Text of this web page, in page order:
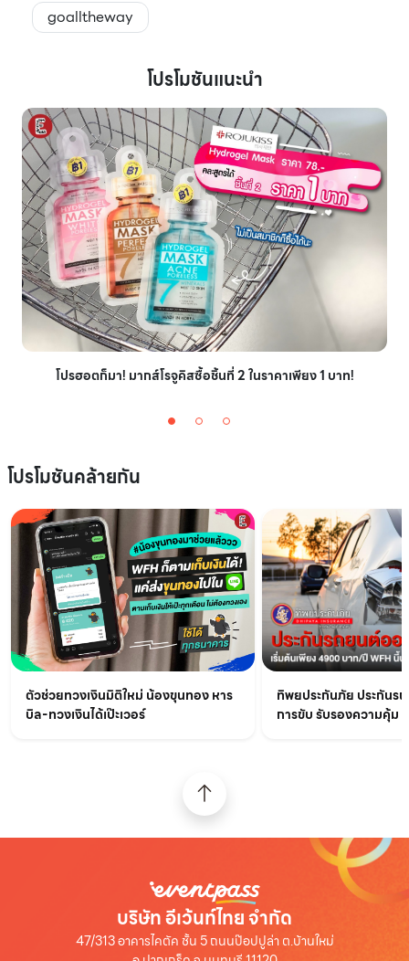
goalltheway
โปรโมชันแนะนำ
โปรฮอตก็มา! มากส์โรจูคิสซื้อชิ้นที่ 2 ในราคาเพียง 1 บาท!
โปรโมชันคล้ายกัน
ตัวช่วยทวงเงินมิติใหม่ น้องขุนทอง หาร
บิล-ทวงเงินได้เป๊ะเวอร์
ทิพยประกันภัย ประกันร
การขับ รับรองความคุ้ม !!
บริษัท อีเว้นท์ไทย จำกัด
47/313 อาคารไคตัค ชั้น 5 ถนนป๊อปปูล่า ต.บ้านใหม่